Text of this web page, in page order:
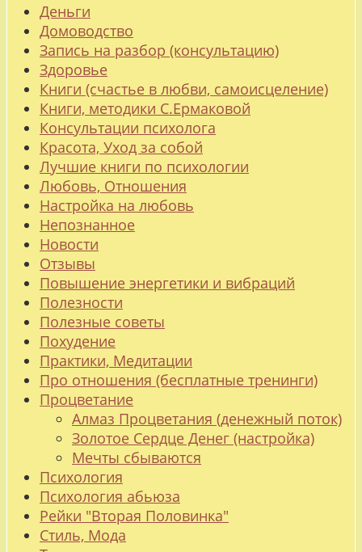
Деньги
Домоводство
Запись на разбор (консультацию)
Здоровье
Книги (счастье в любви, самоисцеление)
Книги, методики С.Ермаковой
Консультации психолога
Красота, Уход за собой
Лучшие книги по психологии
Любовь, Отношения
Настройка на любовь
Непознанное
Новости
Отзывы
Повышение энергетики и вибраций
Полезности
Полезные советы
Похудение
Практики, Медитации
Про отношения (бесплатные тренинги)
Процветание
Алмаз Процветания (денежный поток)
Золотое Сердце Денег (настройка)
Мечты сбываются
Психология
Психология абьюза
Рейки "Вторая Половинка"
Стиль, Мода